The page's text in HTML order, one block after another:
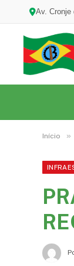
Av. Cronje
Início »